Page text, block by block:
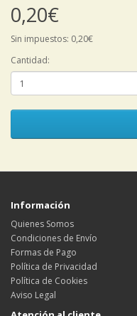
0,20€
Sin impuestos: 0,20€
Cantidad:
Información
Quienes Somos
Condiciones de Envío
Formas de Pago
Política de Privacidad
Política de Cookies
Aviso Legal